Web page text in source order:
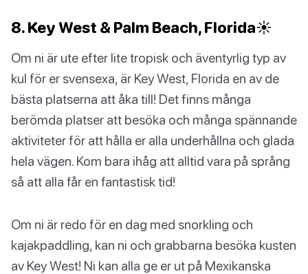
8. Key West & Palm Beach, Florida☀️
Om ni är ute efter lite tropisk och äventyrlig typ av
kul för er svensexa, är Key West, Florida en av de
bästa platserna att åka till! Det finns många
berömda platser att besöka och många spännande
aktiviteter för att hålla er alla underhållna och glada
hela vägen. Kom bara ihåg att alltid vara på språng
så att alla får en fantastisk tid!
Om ni är redo för en dag med snorkling och
kajakpaddling, kan ni och grabbarna besöka kusten
av Key West! Ni kan alla ge er ut på Mexikanska